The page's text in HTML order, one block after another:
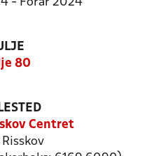
4 - Forår 2024
80
Centret